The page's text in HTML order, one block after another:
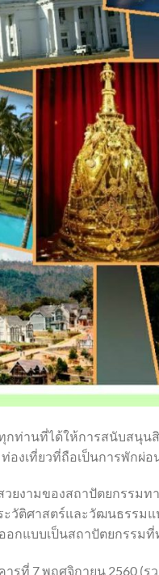
านที่ได้ให้การสนับสนุน
งเที่ยวที่ถือเป็นการพักผ่อ
วยงามของสถาปัตยกรรม
ะวัติศาสตร์และวัฒนธรร
อกแบบเป็นสถาปัตยกรรม
รที่ 7 พฤศจิกายน 2560 (